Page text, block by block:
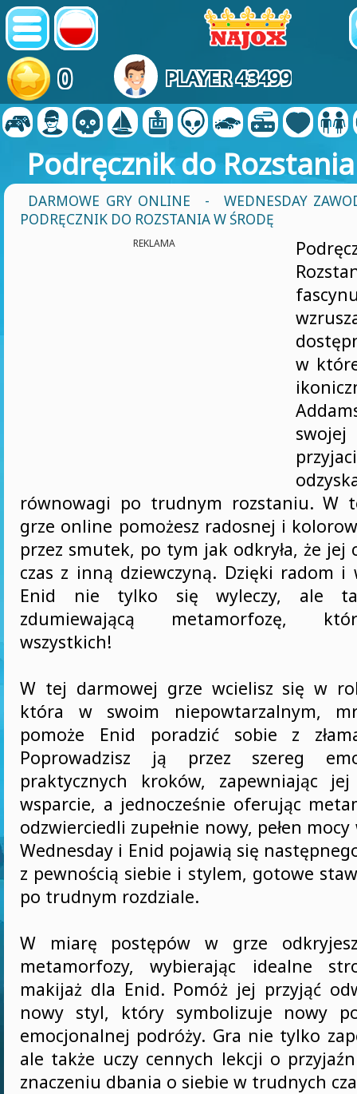
0 PLAYER 43499
Podręcznik do
DARMOWE GRY ONLINE -
WEDNESDAY
PODRĘCZNIK DO ROZSTANIA W ŚRODĘ
REKLAMA
w
równowagi po trudnym rozstaniu. W
grze online pomożesz radosnej i
przez smutek, po tym jak odkryła, że jej
czas z inną dziewczyną. Dzięki radom
Enid nie tylko się wyleczy, ale
zdumiewającą metamorfozę,
wszystkich!
W tej darmowej grze wcielisz się w
która w swoim niepowtarzalnym,
pomoże Enid poradzić sobie z
Poprowadzisz ją przez szereg
praktycznych kroków, zapewniając
wsparcie, a jednocześnie oferując
odzwierciedli zupełnie nowy, pełen
Wednesday i Enid pojawią się
z pewnością siebie i stylem, gotowe
po trudnym rozdziale.
W miarę postępów w grze
metamorfozy, wybierając idealne
makijaż dla Enid. Pomóż jej przyjąć
nowy styl, który symbolizuje nowy
emocjonalnej podróży. Gra nie tylko
ale także uczy cennych lekcji o
znaczeniu dbania o siebie w trudnych